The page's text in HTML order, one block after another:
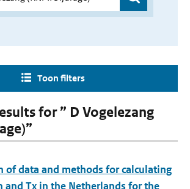
Toon filters
for ” D Vogelezang
of data and methods for calculating
and Tx in the Netherlands for the